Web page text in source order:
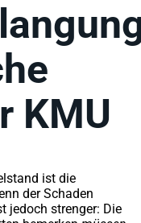
KMU
ist die
der Schaden
jedoch strenger: Die